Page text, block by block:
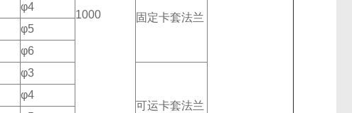
1000
固定卡套法兰
φ4
φ5
φ6
φ3
可运卡套法兰
φ4